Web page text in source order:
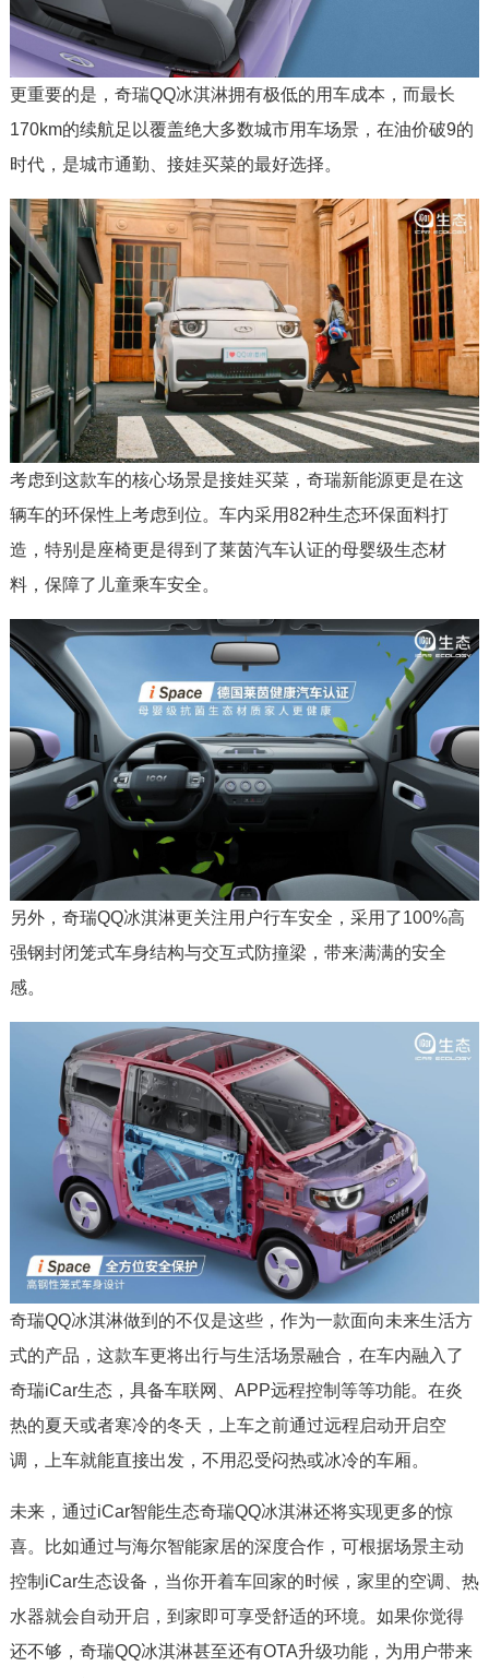
更重要的是，奇瑞QQ冰淇淋拥有极低的用车成本，而最长
170km的续航足以覆盖绝大多数城市用车场景，在油价破9的
时代，是城市通勤、接娃买菜的最好选择。
考虑到这款车的核心场景是接娃买菜，奇瑞新能源更是在这
辆车的环保性上考虑到位。车内采用82种生态环保面料打
造，特别是座椅更是得到了莱茵汽车认证的母婴级生态材
料，保障了儿童乘车安全。
另外，奇瑞QQ冰淇淋更关注用户行车安全，采用了100%高
强钢封闭笼式车身结构与交互式防撞梁，带来满满的安全
感。
奇瑞QQ冰淇淋做到的不仅是这些，作为一款面向未来生活方
式的产品，这款车更将出行与生活场景融合，在车内融入了
奇瑞iCar生态，具备车联网、APP远程控制等等功能。在炎
热的夏天或者寒冷的冬天，上车之前通过远程启动开启空
调，上车就能直接出发，不用忍受闷热或冰冷的车厢。
未来，通过iCar智能生态奇瑞QQ冰淇淋还将实现更多的惊
喜。比如通过与海尔智能家居的深度合作，可根据场景主动
控制iCar生态设备，当你开着车回家的时候，家里的空调、热
水器就会自动开启，到家即可享受舒适的环境。如果你觉得
还不够，奇瑞QQ冰淇淋甚至还有OTA升级功能，为用户带来